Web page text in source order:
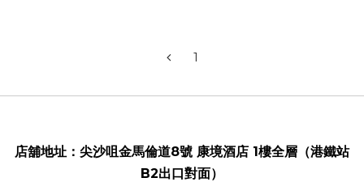
1
店舖地址： 尖沙咀金馬倫道8號 康境酒店 1樓全層（港鐵站
B2出口對面）